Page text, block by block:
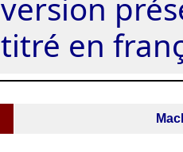
version
titré en